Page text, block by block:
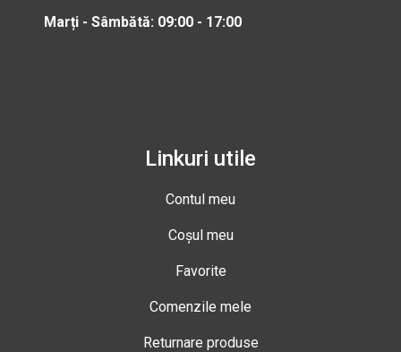
Marți - Sâmbătă: 09:00 - 17:00
Linkuri utile
Contul meu
Coșul meu
Favorite
Comenzile mele
Returnare produse